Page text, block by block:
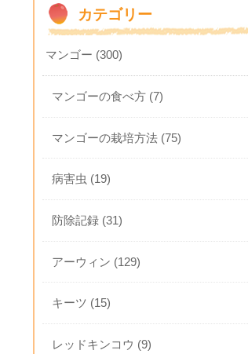
カテゴリー
マンゴー (300)
マンゴーの食べ方 (7)
マンゴーの栽培方法 (75)
病害虫 (19)
防除記録 (31)
アーウィン (129)
キーツ (15)
レッドキンコウ (9)